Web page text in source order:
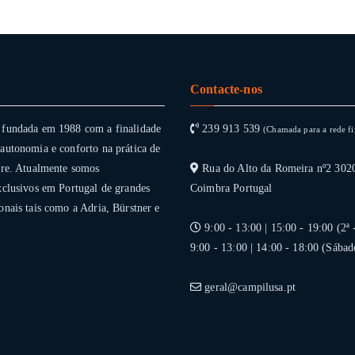
em 1988 com a finalidade
e conforto na prática de
Atualmente somos
em Portugal de grandes
tais como a Adria, Bürstner e
Contacte-nos
239 913 539(Chamada para a rede
Rua do Alto da Romeira nº2
Coimbra Portugal
9:00 - 13:00 | 15:00 - 19:00 (2ª
9:00 - 13:00 | 14:00 - 18:00
geral@campilusa.pt